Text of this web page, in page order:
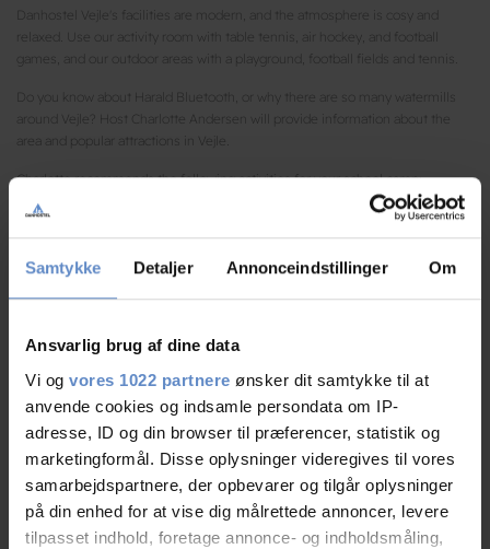
Samtykke Detaljer Annonceindstillinger Om
Ansvarlig brug af dine data
Vi og vores 1022 partnere ønsker dit samtykke til at
anvende cookies og indsamle persondata om IP-
adresse, ID og din browser til præferencer, statistik og
marketingformål. Disse oplysninger videregives til vores
samarbejdspartnere, der opbevarer og tilgår oplysninger
på din enhed for at vise dig målrettede annoncer, levere
tilpasset indhold, foretage annonce- og indholdsmåling,
Danhostel Vejle's facilities are modern, and the atmosphere is cosy and
relaxed. Use our activity room with table tennis, air hockey, and football
games, and our outdoor areas with a playground, football fields and tennis.
Do you know about Harald Bluetooth, or why there are so many watermills
around Vejle? Host Charlotte Andersen will provide information about the
area and popular attractions in Vejle.
Charlotte recommends the following activities for your school camp:
- Økolariet, Vejle Art Museum
- Sirius Observatory
- Jelling Monuments, a UNESCO World Heritage Site.
Prepare your packed lunches, and we will provide full board for school camps
and groups. We prepare a breakfast buffet and dinner based on your specific
needs.
We look forward to welcoming your school camp to Danhostel Vejle. For
additional information, please contact us at +45 7582 5188 or email us
atinfo@vejle-danhostel.dk.